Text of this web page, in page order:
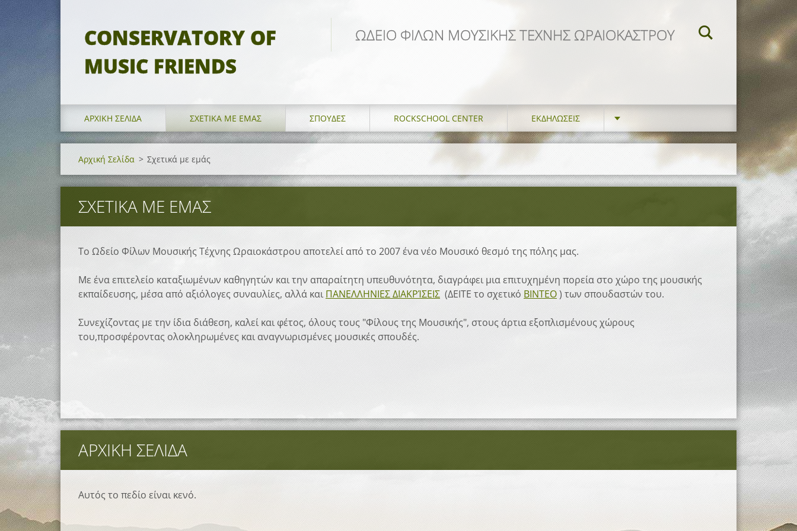
CONSERVATORY OF
MUSIC FRIENDS
ΩΔΕΙΟ ΦΙΛΩΝ ΜΟΥΣΙΚΗΣ ΤΕΧΝΗΣ ΩΡΑΙΟΚΑΣΤΡΟΥ
ΑΡΧΙΚΉ ΣΕΛΊΔΑ ΣΧΕΤΙΚΆ ΜΕ ΕΜΆΣ ΣΠΟΥΔΈΣ ROCKSCHOOL CENTER ΕΚΔΗΛΏΣΕΙΣ
Αρχική Σελίδα > Σχετικά με εμάς
ΣΧΕΤΙΚΆ ΜΕ ΕΜΆΣ
Το Ωδείο Φίλων Μουσικής Τέχνης Ωραιοκάστρου αποτελεί από το 2007 ένα νέο Μουσικό θεσμό της πόλης μας.
Με ένα επιτελείο καταξιωμένων καθηγητών και την απαραίτητη υπευθυνότητα, διαγράφει μια επιτυχημένη πορεία στο χώρο της μουσικής
εκπαίδευσης, μέσα από αξιόλογες συναυλίες, αλλά καιΠΑΝΕΛΛΗΝΙΕΣ ΔΙΑΚΡΊΣΕΙΣ (ΔΕΙΤΕ το σχετικό ΒΙΝΤΕΟ) των σπουδαστών του.
Συνεχίζοντας με την ίδια διάθεση, καλεί και φέτος, όλους τους "Φίλους της Μουσικής", στους άρτια εξοπλισμένους χώρους
του,προσφέροντας ολοκληρωμένες και αναγνωρισμένες μουσικές σπουδές.
ΑΡΧΙΚΉ ΣΕΛΊΔΑ
Αυτός το πεδίο είναι κενό.